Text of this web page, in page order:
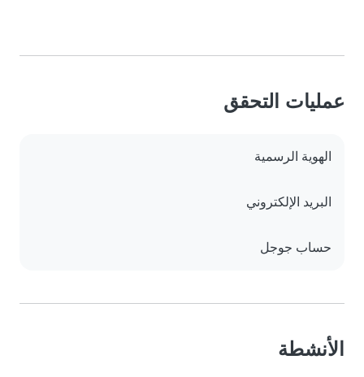
عمليات التحقق
الهوية الرسمية
البريد الإلكتروني
حساب جوجل
الأنشطة